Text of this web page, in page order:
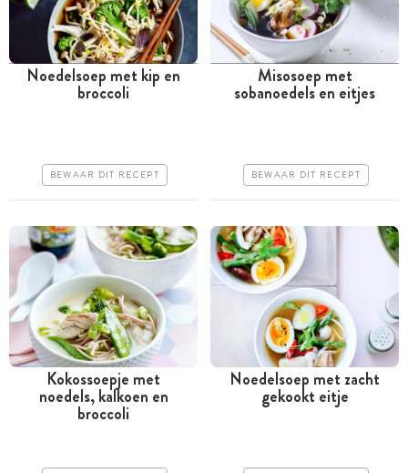
Tussen 30 minuten en 1
Noedelsoep met kip en
broccoli
BEWAAR DIT RECEPT
Tussen 30 minuten en 1
Misosoep met
sobanoedels en eitjes
BEWAAR DIT RECEPT
Minder dan 30 minuten
Kokossoepje met
noedels, kalkoen en
broccoli
Meer dan 1 uur
Noedelsoep met zacht
gekookt eitje